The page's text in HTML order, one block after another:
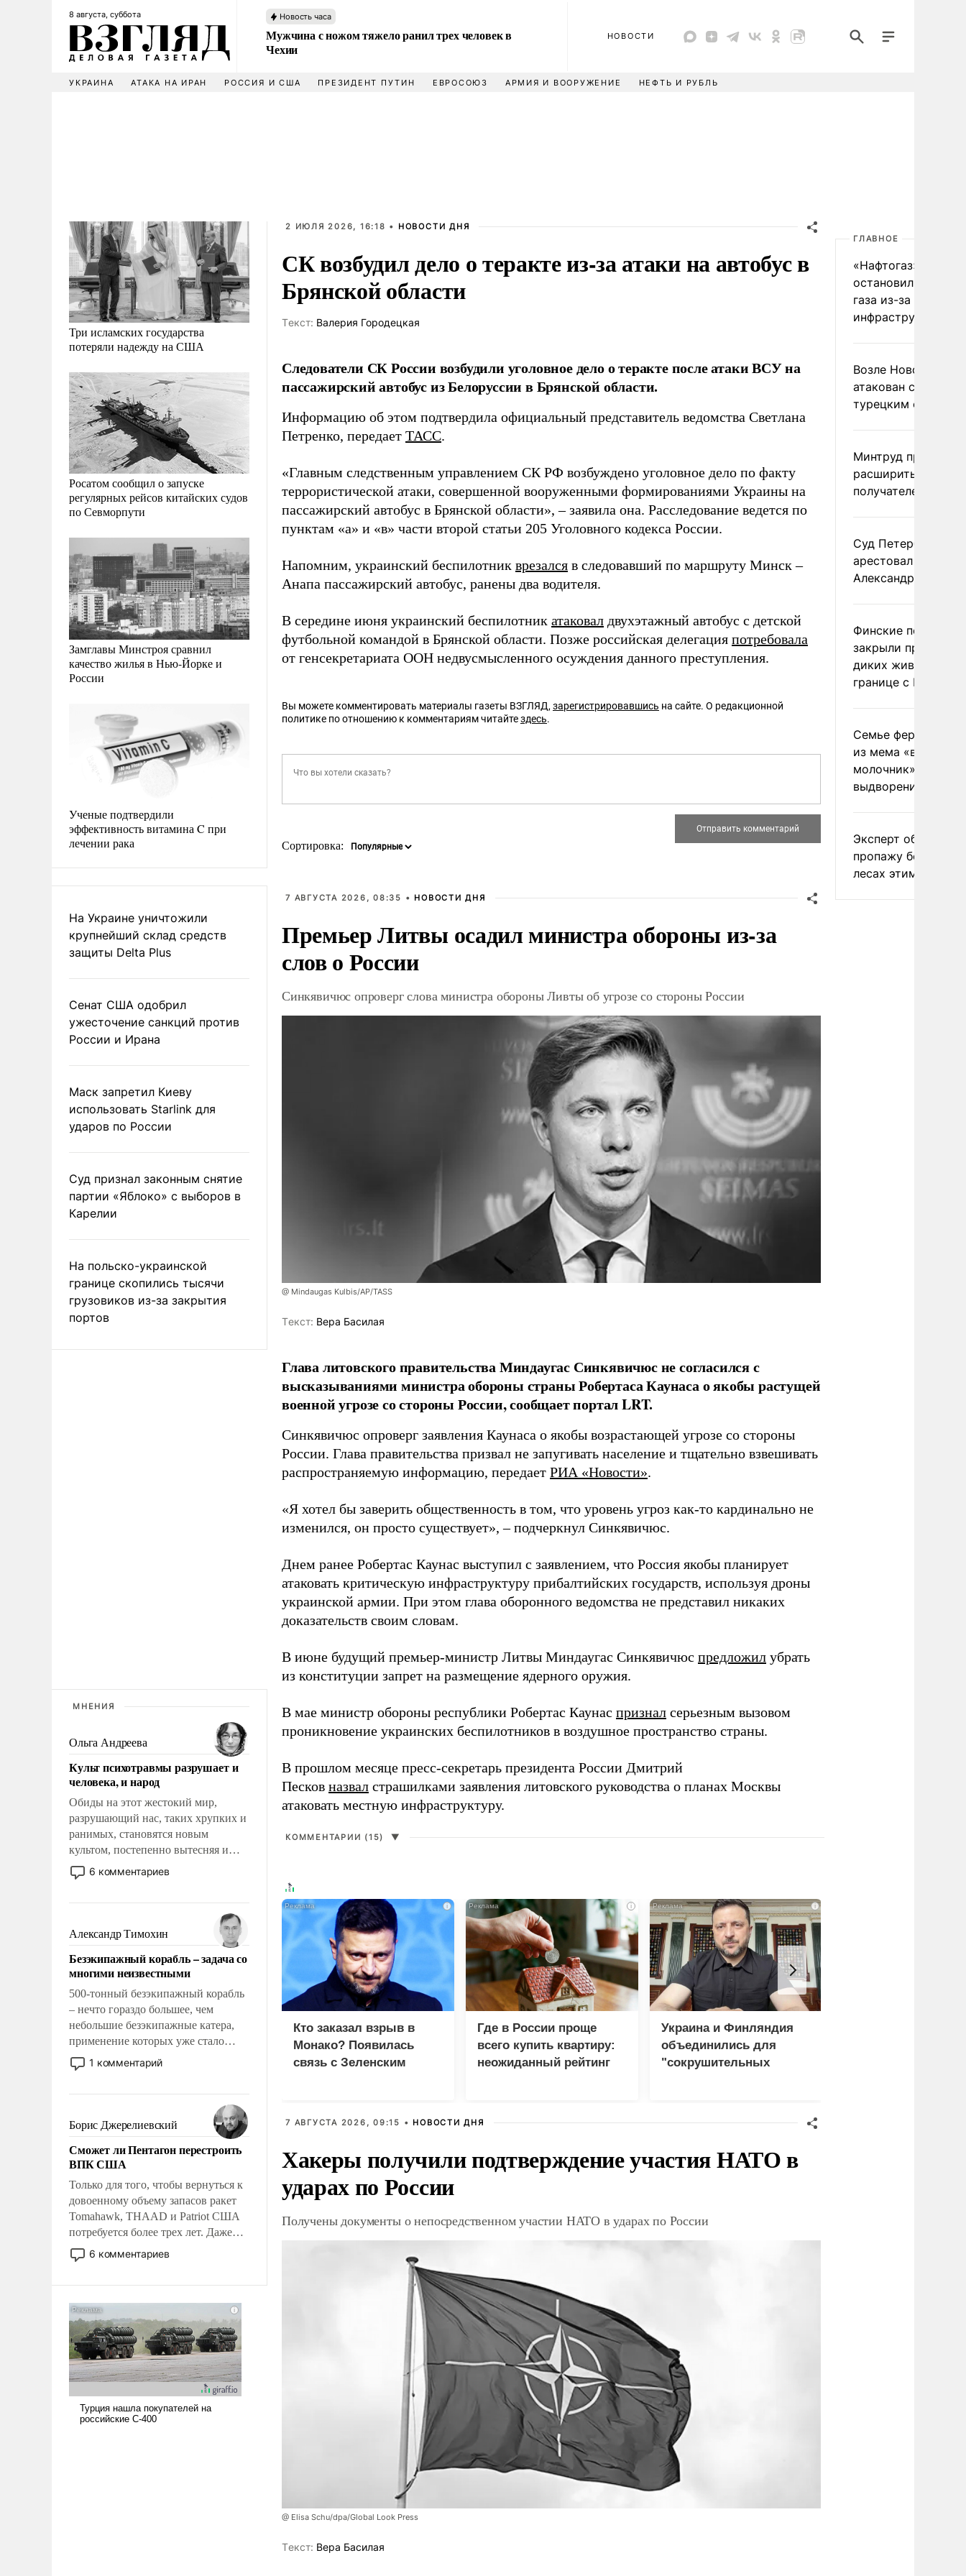
8 августа, суббота Новость часа
Мужчина с ножом тяжело ранил трех человек в
Чехии
НОВОСТИ
УКРАИНА АТАКА НА ИРАН РОССИЯ И США ПРЕЗИДЕНТ ПУТИН ЕВРОСОЮЗ АРМИЯ И ВООРУЖЕНИЕ НЕФТЬ И РУБЛЬ
Три исламских государства
потеряли надежду на США
Росатом сообщил о запуске
регулярных рейсов китайских судов
по Севморпути
Замглавы Минстроя сравнил
качество жилья в Нью-Йорке и
России
Ученые подтвердили
эффективность витамина C при
лечении рака
На Украине уничтожили
крупнейший склад средств
защиты Delta Plus
Сенат США одобрил
ужесточение санкций против
России и Ирана
Маск запретил Киеву
использовать Starlink для
ударов по России
Суд признал законным снятие
партии «Яблоко» с выборов в
Карелии
На польско-украинской
границе скопились тысячи
грузовиков из-за закрытия
портов
МНЕНИЯ
Ольга Андреева
Культ психотравмы разрушает и
человека, и народ
Обиды на этот жестокий мир,
разрушающий нас, таких хрупких и
ранимых, становятся новым
культом, постепенно вытесняя и
отменяя традиционное требование к
человеку – быть мужественным и
на себя ответственность, помогать
слабым, идти вперед и
адаптироваться.
6 комментариев
Александр Тимохин
Безэкипажный корабль – задача со
многими неизвестными
500-тонный безэкипажный корабль
– нечто гораздо большее, чем
небольшие безэкипажные катера,
применение которых уже стало
обыденностью. Задача по созданию
такого корабля очень сложна и
реализация радикально поднимет
наши боевые возможности.
1 комментарий
Борис Джерелиевский
Сможет ли Пентагон перестроить
ВПК США
Только для того, чтобы вернуться к
довоенному объему запасов ракет
Tomahawk, THAAD и Patriot США
потребуется более трех лет. Даже
небольшая война с Ираном
опустошила американские
уязвимости США, например, перед
Китаем.
6 комментариев
2 ИЮЛЯ 2026, 16:18 • НОВОСТИ ДНЯ
СК возбудил дело о теракте из-за атаки на автобус в
Брянской области
Tекст: Валерия Городецкая
Следователи СК России возбудили уголовное дело о теракте после атаки ВСУ на
пассажирский автобус из Белоруссии в Брянской области.
Информацию об этом подтвердила официальный представитель ведомства Светлана
Петренко, передает ТАСС.
«Главным следственным управлением СК РФ возбуждено уголовное дело по факту
террористической атаки, совершенной вооруженными формированиями Украины на
пассажирский автобус в Брянской области», – заявила она. Расследование ведется по
пунктам «а» и «в» части второй статьи 205 Уголовного кодекса России.
Напомним, украинский беспилотник врезался в следовавший по маршруту Минск –
Анапа пассажирский автобус, ранены два водителя.
В середине июня украинский беспилотник атаковал двухэтажный автобус с детской
футбольной командой в Брянской области. Позже российская делегация потребовала
от генсекретариата ООН недвусмысленного осуждения данного преступления.
Вы можете комментировать материалы газеты ВЗГЛЯД, зарегистрировавшись на сайте. О редакционной
политике по отношению к комментариям читайтездесь.
Сортировка:
7 АВГУСТА 2026, 08:35 • НОВОСТИ ДНЯ
Премьер Литвы осадил министра обороны из-за
слов о России
Синкявичюс опроверг слова министра обороны Ливты об угрозе со стороны России
@ Mindaugas Kulbis/AP/TASS
Tекст: Вера Басилая
Глава литовского правительства Миндаугас Синкявичюс не согласился с
высказываниями министра обороны страны Робертаса Каунаса о якобы растущей
военной угрозе со стороны России, сообщает портал LRT.
Синкявичюс опроверг заявления Каунаса о якобы возрастающей угрозе со стороны
России. Глава правительства призвал не запугивать население и тщательно взвешивать
распространяемую информацию, передает РИА «Новости».
«Я хотел бы заверить общественность в том, что уровень угроз как-то кардинально не
изменился, он просто существует», – подчеркнул Синкявичюс.
Днем ранее Робертас Каунас выступил с заявлением, что Россия якобы планирует
атаковать критическую инфраструктуру прибалтийских государств, используя дроны
украинской армии. При этом глава оборонного ведомства не представил никаких
доказательств своим словам.
В июне будущий премьер-министр Литвы Миндаугас Синкявичюс предложил убрать
из конституции запрет на размещение ядерного оружия.
В мае министр обороны республики Робертас Каунас признал серьезным вызовом
проникновение украинских беспилотников в воздушное пространство страны.
В прошлом месяце пресс-секретарь президента России Дмитрий
Песков назвал страшилками заявления литовского руководства о планах Москвы
атаковать местную инфраструктуру.
КОММЕНТАРИИ (15) ▼
i
Кто заказал взрыв в
Монако? Появилась
связь с Зеленским
i
Где в России проще
всего купить квартиру:
неожиданный рейтинг
i
Украина и Финляндия
объединились для
"сокрушительных
7 АВГУСТА 2026, 09:15 • НОВОСТИ ДНЯ
Хакеры получили подтверждение участия НАТО в
ударах по России
Получены документы о непосредственном участии НАТО в ударах по России
@ Elisa Schu/dpa/Global Look Press
Tекст: Вера Басилая
ГЛАВНОЕ
«Нафтогаз»
остановил добычу
газа из-за
инфраструктуры
Возле
атакован сухогруз
турецким флагом
Минтруд
расширить список
получателей двух
Суд Петербурга
арестовал супругу
Александра
Финские
закрыли проходы
диких животных на
границе с Россией
Семье фермера
из мема «веселый
молочник»
выдворением из
Эксперт объяснил
пропажу белых
лесах этим летом